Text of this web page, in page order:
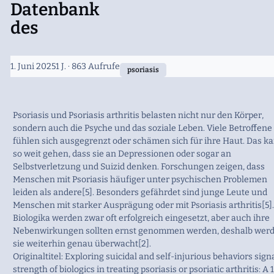
Datenbank
des
1. Juni 20251 J. · 863 Aufrufe psoriasis
Psoriasis und Psoriasis arthritis belasten nicht nur den Körper,
sondern auch die Psyche und das soziale Leben. Viele Betroffene
fühlen sich ausgegrenzt oder schämen sich für ihre Haut. Das
so weit gehen, dass sie an Depressionen oder sogar an
Selbstverletzung und Suizid denken. Forschungen zeigen, dass
Menschen mit Psoriasis häufiger unter psychischen Problemen
leiden als andere[5]. Besonders gefährdet sind junge Leute und
Menschen mit starker Ausprägung oder mit Psoriasis arthritis[5].
Biologika werden zwar oft erfolgreich eingesetzt, aber auch ihre
Nebenwirkungen sollten ernst genommen werden, deshalb
sie weiterhin genau überwacht[2].
Originaltitel: Exploring suicidal and self-injurious behaviors
strength of biologics in treating psoriasis or psoriatic arthritis: A